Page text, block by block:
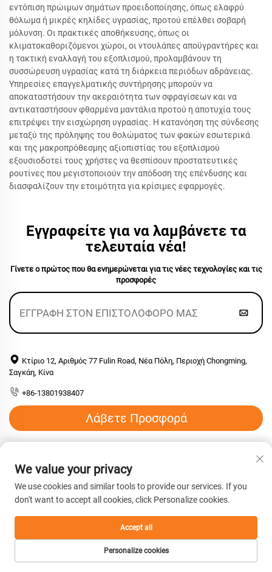
εντόπιση πρώιμων σημάτων προειδοποίησης, όπως ελαφρύ
θόλωμα ή μικρές κηλίδες υγρασίας, προτού επέλθει σοβαρή
μόλυνση. Οι πρακτικές αποθήκευσης, όπως οι
κλιματοκαθοριζόμενοι χώροι, οι ντουλάπες αποϋγραντήρες και
η τακτική εναλλαγή του εξοπλισμού, προλαμβάνουν τη
συσσώρευση υγρασίας κατά τη διάρκεια περιόδων αδράνειας.
Υπηρεσίες επαγγελματικής συντήρησης μπορούν να
αποκαταστήσουν την ακεραιότητα των σφραγίσεων και να
αντικαταστήσουν φθαρμένα μαντάλια προτού η αποτυχία τους
επιτρέψει την εισχώρηση υγρασίας. Η κατανόηση της σύνδεσης
μεταξύ της πρόληψης του θολώματος των φακών εσωτερικά
και της μακροπρόθεσμης αξιοπιστίας του εξοπλισμού
εξουσιοδοτεί τους χρήστες να θεσπίσουν προστατευτικές
ρουτίνες που μεγιστοποιούν την απόδοση της επένδυσης και
διασφαλίζουν την ετοιμότητα για κρίσιμες εφαρμογές.
Εγγραφείτε για να λαμβάνετε τα
τελευταία νέα!
Γίνετε ο πρώτος που θα ενημερώνεται για τις νέες τεχνολογίες και τις
προσφορές
Κτίριο 12, Αριθμός 77 Fulin Road, Νέα Πόλη, Περιοχή Chongming,
Σαγκάη, Κίνα
+86-13801938407
Λάβετε Προσφορά
Πνευματικά δικαιώματα © 2026 Shanghai Hengyuan
Macromolecular Materials co., Ltd. Με επιφύλαξη παντός
We value your privacy
We use cookies and similar tools to provide our services. If you
don't want to accept all cookies, click Personalize cookies.
Personalize cookies
Accept all